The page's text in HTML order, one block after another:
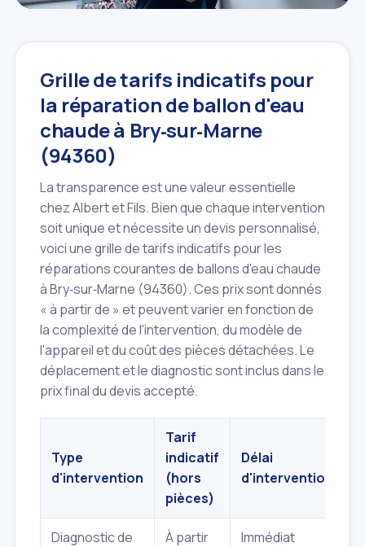
Grille de tarifs indicatifs pour
la réparation de ballon d'eau
chaude à Bry‑sur‑Marne
(94360)
La transparence est une valeur essentielle
chez Albert et Fils. Bien que chaque intervention
soit unique et nécessite un devis personnalisé,
voici une grille de tarifs indicatifs pour les
réparations courantes de ballons d'eau chaude
à Bry‑sur‑Marne (94360). Ces prix sont donnés
« à partir de » et peuvent varier en fonction de
la complexité de l'intervention, du modèle de
l'appareil et du coût des pièces détachées. Le
déplacement et le diagnostic sont inclus dans le
prix final du devis accepté.
Type
d'intervention
Tarif
indicatif
(hors
pièces)
Délai
d'intervention
Diagnostic de
À partir
Immédiat